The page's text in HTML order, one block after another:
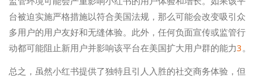
台被迫实施严格措施以符合美国法规，那么可能会改变吸引众
多用户的用户友好和无缝体验。此外，任何负面宣传或监管行
动都可能阻止新用户并影响该平台在美国扩大用户群的能力3 。
总之，虽然小红书提供了独特且引人入胜的社交商务体验，但